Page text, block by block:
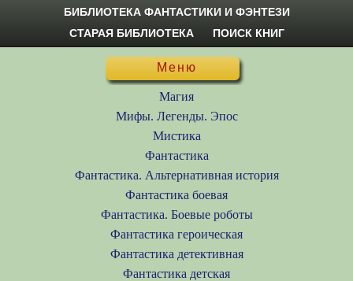
БИБЛИОТЕКА ФАНТАСТИКИ И ФЭНТЕЗИ
СТАРАЯ БИБЛИОТЕКА
ПОИСК КНИГ
Меню
Магия
Мифы. Легенды. Эпос
Мистика
Фантастика
Фантастика. Альтернативная история
Фантастика боевая
Фантастика. Боевые роботы
Фантастика героическая
Фантастика детективная
Фантастика детская